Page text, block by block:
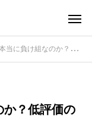
か？低評価の理由と意外な将来性を解説！
か？低評価の